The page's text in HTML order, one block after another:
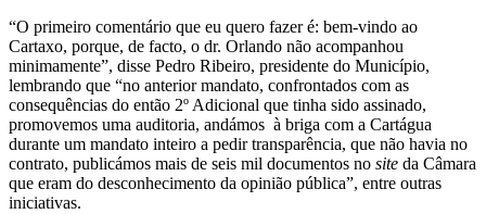
“O primeiro comentário que eu quero fazer é: bem-vindo ao
Cartaxo, porque, de facto, o dr. Orlando não acompanhou
minimamente”, disse Pedro Ribeiro, presidente do Município,
lembrando que “no anterior mandato, confrontados com as
consequências do então 2º Adicional que tinha sido assinado,
promovemos uma auditoria, andámos à briga com a Cartágua
durante um mandato inteiro a pedir transparência, que não havia no
contrato, publicámos mais de seis mil documentos no site da Câmara
que eram do desconhecimento da opinião pública”, entre outras
iniciativas.